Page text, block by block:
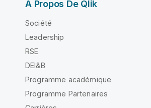
À Propos De Qlik
Société
Leadership
RSE
DEI&B
Programme académique
Programme Partenaires